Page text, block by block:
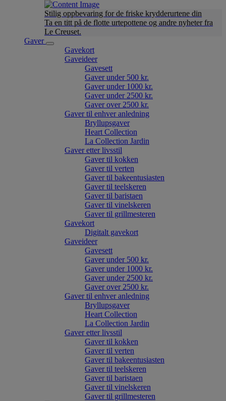
Stilig oppbevaring for de friske krydderurtene din
Ta en titt på de flotte urtepottene og andre nyheter fra
Le Creuset.
Gaver
Gavekort
Gaveideer
Gavesett
Gaver under 500 kr.
Gaver under 1000 kr.
Gaver under 2500 kr.
Gaver over 2500 kr.
Gaver til enhver anledning
Bryllupsgaver
Heart Collection
La Collection Jardin
Gaver etter livsstil
Gaver til kokken
Gaver til verten
Gaver til bakeentusiasten
Gaver til teelskeren
Gaver til baristaen
Gaver til vinelskeren
Gaver til grillmesteren
Gavekort
Digitalt gavekort
Gaveideer
Gavesett
Gaver under 500 kr.
Gaver under 1000 kr.
Gaver under 2500 kr.
Gaver over 2500 kr.
Gaver til enhver anledning
Bryllupsgaver
Heart Collection
La Collection Jardin
Gaver etter livsstil
Gaver til kokken
Gaver til verten
Gaver til bakeentusiasten
Gaver til teelskeren
Gaver til baristaen
Gaver til vinelskeren
Gaver til grillmesteren